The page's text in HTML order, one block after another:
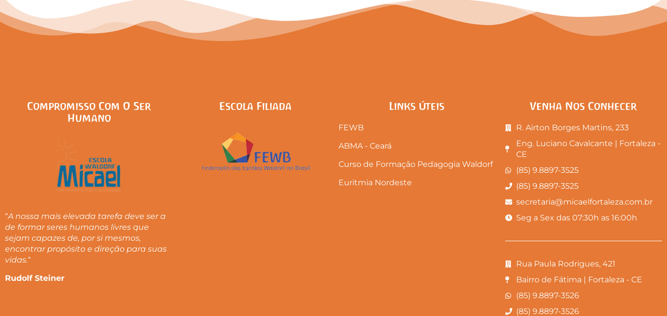
Compromisso Com O Ser
Humano
“A nossa mais elevada tarefa deve ser a
de formar seres humanos livres que
sejam capazes de, por si mesmos,
encontrar propósito e direção para suas
vidas.“
Rudolf Steiner
Escola Filiada Links Úteis
FEWB
ABMA - Ceará
Curso de Formação Pedagogia Waldorf
Euritmia Nordeste
Venha Nos Conhecer
R. Airton Borges Martins, 233
Eng. Luciano Cavalcante | Fortaleza -
CE
(85) 9.8897-3525
(85) 9.8897-3525
secretaria@micaelfortaleza.com.br
Seg a Sex das 07:30h as 16:00h
Rua Paula Rodrigues, 421
Bairro de Fátima | Fortaleza - CE
(85) 9.8897-3526
(85) 9.8897-3526